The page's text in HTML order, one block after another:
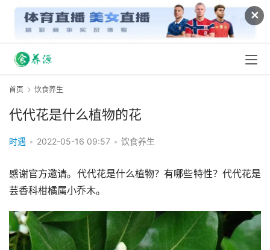
✕
首页 饮食养生
代代花是什么植物的花
时遇 • 2022-05-16 09:57 • 饮食养生
感谢官方邀请。代代花是什么植物？有哪些特性？代代花是
芸香科柑橘属小乔木。